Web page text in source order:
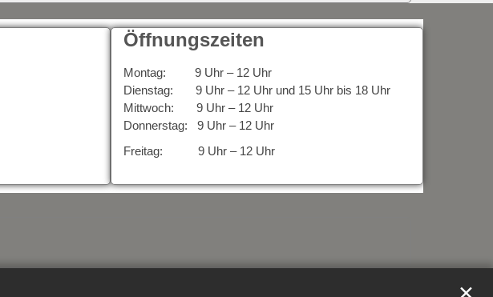
Öffnungszeiten
Montag: 9 Uhr – 12 Uhr
Dienstag: 9 Uhr – 12 Uhr und 15 Uhr bis 18 Uhr
Mittwoch: 9 Uhr – 12 Uhr
Donnerstag: 9 Uhr – 12 Uhr
Freitag: 9 Uhr – 12 Uhr